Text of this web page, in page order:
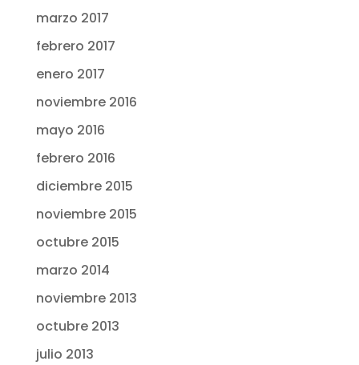
marzo 2017
febrero 2017
enero 2017
noviembre 2016
mayo 2016
febrero 2016
diciembre 2015
noviembre 2015
octubre 2015
marzo 2014
noviembre 2013
octubre 2013
julio 2013